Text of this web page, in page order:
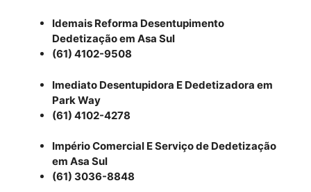
Idemais Reforma Desentupimento
Dedetização em Asa Sul
(61) 4102-9508
Imediato Desentupidora E Dedetizadora em
Park Way
(61) 4102-4278
Império Comercial E Serviço de Dedetização
em Asa Sul
(61) 3036-8848